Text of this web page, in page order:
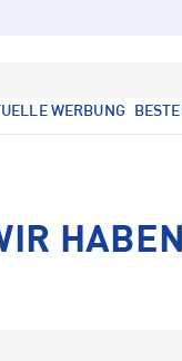
WERBUNG